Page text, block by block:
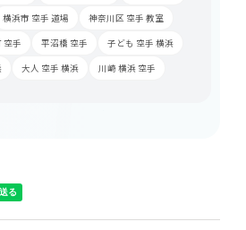
横浜市 空手 道場
神奈川区 空手 教室
空手 平沼橋 空手
子ども 空手 横浜
大人 空手 横浜 川崎 横浜 空手